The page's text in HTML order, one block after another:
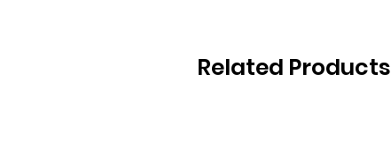
Related Products